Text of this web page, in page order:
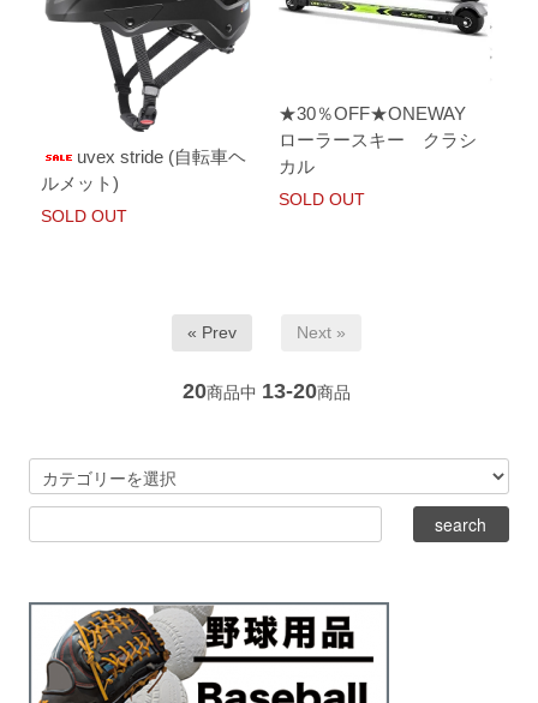
uvex stride (自転車ヘ
ルメット)
SOLD OUT
★30％OFF★ONEWAY
ローラースキー クラシ
カル
SOLD OUT
« Prev Next »
20商品中 13-20商品